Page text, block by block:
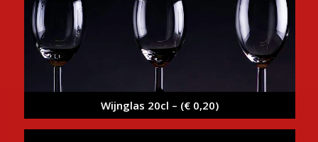
Wijnglas 20cl – (€ 0,20)